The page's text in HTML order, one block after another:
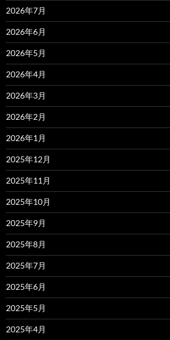
2026年7月
2026年6月
2026年5月
2026年4月
2026年3月
2026年2月
2026年1月
2025年12月
2025年11月
2025年10月
2025年9月
2025年8月
2025年7月
2025年6月
2025年5月
2025年4月